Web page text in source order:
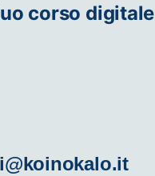
corso digitale